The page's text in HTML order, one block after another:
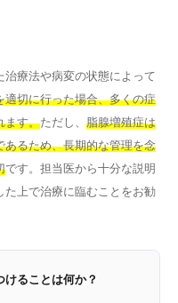
療法や病変の状態によって
適切に行った場合、多くの症
ます。ただし、 脂腺増殖症は
るため、長期的な管理を念
です。担当医から十分な説明
た上で治療に臨むことをお勧
ることは何か？